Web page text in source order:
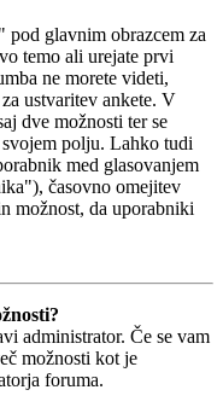
glavnim obrazcem za
temo ali urejate prvi
ne morete videti,
ustvaritev ankete. V
dve možnosti ter se
polju. Lahko tudi
med glasovanjem
časovno omejitev
možnost, da uporabniki
administrator. Če se vam
možnosti kot je
foruma.